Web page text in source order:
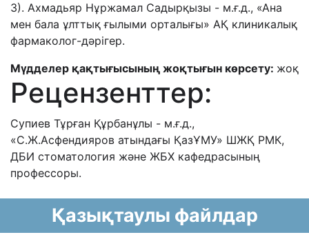
3). Ахмадьяр Нұржамал Садырқызы - м.ғ.д., «Ана
мен бала ұлттық ғылыми орталығы» АҚ клиникалық
фармаколог-дәрігер.
Мүдделер қақтығысының жоқтығын көрсету: жоқ
Рецензенттер:
Супиев Тұрған Құрбанұлы - м.ғ.д.,
«С.Ж.Асфендияров атындағы ҚазҰМУ» ШЖҚ РМК,
ДБИ стоматология және ЖБХ кафедрасының
профессоры.
Қазықтаулы файлдар